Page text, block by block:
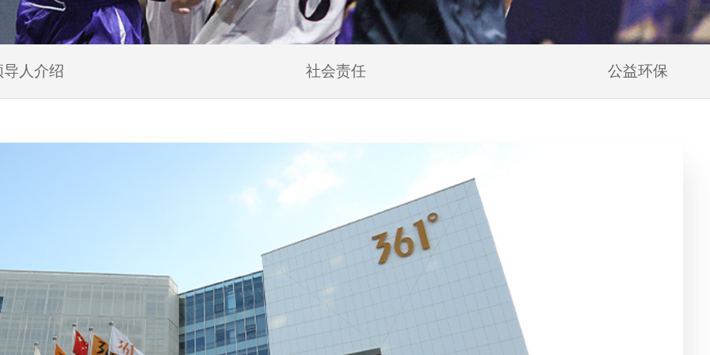
导人介绍 社会责任 公益环保